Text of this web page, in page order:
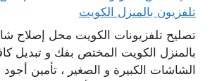
تلفزيون بالمنزل الكويت
تصليح تلفزيونات الكويت محل إصلاح
بالمنزل الكويت المختص بفك و تبديل
الشاشات الكبيرة و الصغير ، تأمين